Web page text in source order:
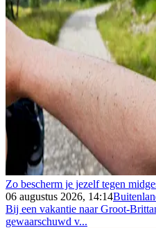
Zo bescherm je jezelf tegen
06 augustus 2026, 14:14
Bij een vakantie naar Groot-
gewaarschuwd v...